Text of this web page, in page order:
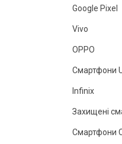
Google Pixel
Vivo
OPPO
Смартфони
Infinix
Захищені
Смартфони